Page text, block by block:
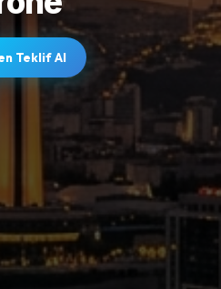
Teklif Al